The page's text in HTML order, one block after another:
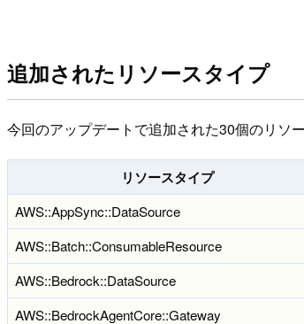
追加されたリソースタイプ
今回のアップデートで追加された30個のリソ
リソースタイプ
AWS::AppSync::DataSource
AWS::Batch::ConsumableResource
AWS::Bedrock::DataSource
AWS::BedrockAgentCore::Gateway